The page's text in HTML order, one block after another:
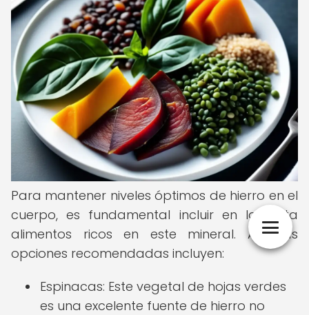
Para mantener niveles óptimos de hierro en el
cuerpo, es fundamental incluir en la dieta
alimentos ricos en este mineral. Algunas
opciones recomendadas incluyen:
Espinacas: Este vegetal de hojas verdes
es una excelente fuente de hierro no